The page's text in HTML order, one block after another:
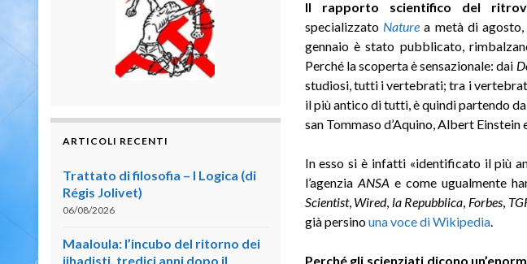
Il rapporto scientifico del
specializzato Naturea metà di agosto,
gennaio è stato pubblicato,
Perché la scoperta è sensazionale: dai
studiosi, tutti i vertebrati; tra i vertebrati
il più antico di tutti, è quindi partendo
san Tommaso d’Aquino, Albert Einstein
In esso si è infatti «identificato il più
l’agenzia ANSA e come ugualmente
Scientist, Wired, la Repubblica Forbes,
già persinouna voce di Wikipedia.
Perché gli scienziati dicono
ARTICOLI RECENTI
Trattato di filosofia – I Logica (di
Régis Jolivet)
06/08/2026
Maaloula: l’incubo del ritorno dei
jihadisti, tredici anni dopo il